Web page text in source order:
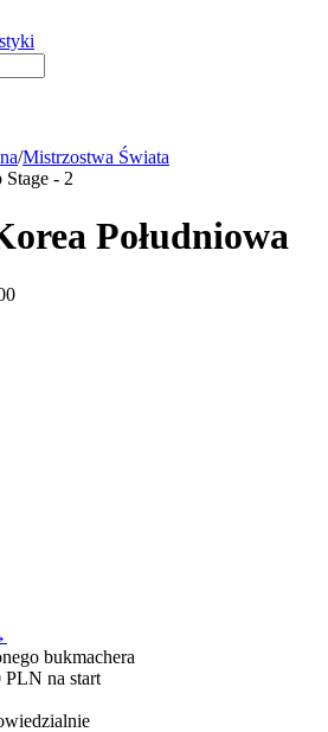
/Mistrzostwa Świata
Stage - 2
Południowa
bukmachera
na start